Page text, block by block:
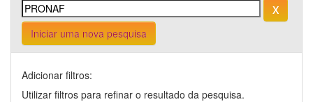
Iniciar uma nova pesquisa
Adicionar filtros:
Utilizar filtros para refinar o resultado da pesquisa.